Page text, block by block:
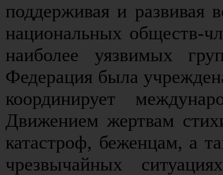
поддерживая и развивая
национальных обществ-
наиболее уязвимых
Федерация была
координирует
Движением жертвам
катастроф, беженцам, а
чрезвычайных